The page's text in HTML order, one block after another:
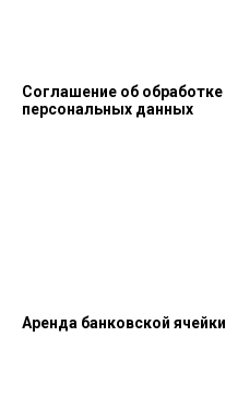
Соглашение об обработке
персональных данных
Аренда банковской ячейки